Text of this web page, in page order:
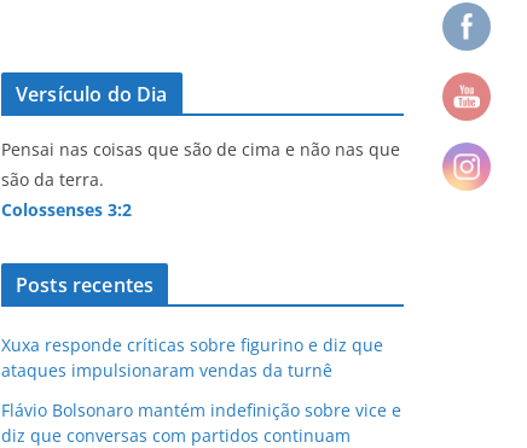
Versículo do Dia
Pensai nas coisas que são de cima e não nas que
são da terra.
Colossenses 3:2
Posts recentes
Xuxa responde críticas sobre figurino e diz que
ataques impulsionaram vendas da turnê
Flávio Bolsonaro mantém indefinição sobre vice e
diz que conversas com partidos continuam